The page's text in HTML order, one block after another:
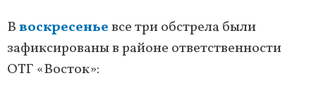
Ввоскресеньевсе три обстрела были
зафиксированы в районе ответственности
ОТГ «Восток»: